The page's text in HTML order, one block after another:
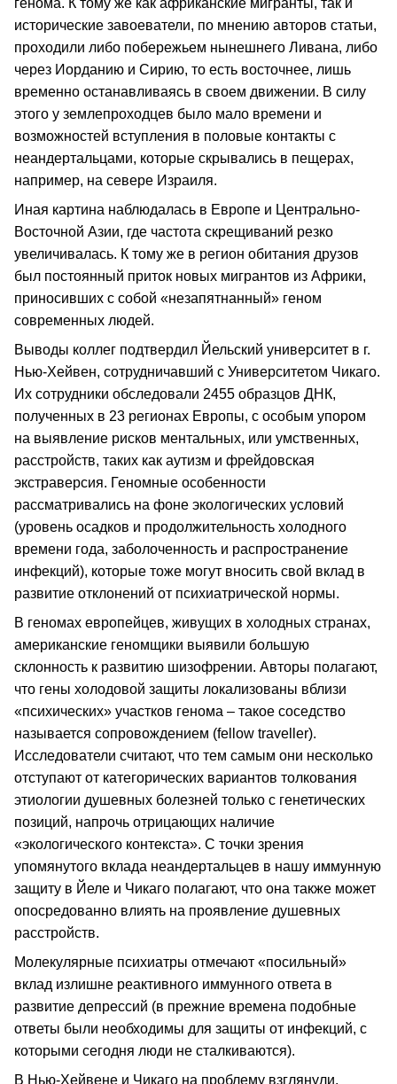
генома. К тому же как африканские мигранты, так и
исторические завоеватели, по мнению авторов статьи,
проходили либо побережьем нынешнего Ливана, либо
через Иорданию и Сирию, то есть восточнее, лишь
временно останавливаясь в своем движении. В силу
этого у землепроходцев было мало времени и
возможностей вступления в половые контакты с
неандертальцами, которые скрывались в пещерах,
например, на севере Израиля.
Иная картина наблюдалась в Европе и Центрально-
Восточной Азии, где частота скрещиваний резко
увеличивалась. К тому же в регион обитания друзов
был постоянный приток новых мигрантов из Африки,
приносивших с собой «незапятнанный» геном
современных людей.
Выводы коллег подтвердил Йельский университет в г.
Нью-Хейвен, сотрудничавший с Университетом Чикаго.
Их сотрудники обследовали 2455 образцов ДНК,
полученных в 23 регионах Европы, с особым упором
на выявление рисков ментальных, или умственных,
расстройств, таких как аутизм и фрейдовская
экстраверсия. Геномные особенности
рассматривались на фоне экологических условий
(уровень осадков и продолжительность холодного
времени года, заболоченность и распространение
инфекций), которые тоже могут вносить свой вклад в
развитие отклонений от психиатрической нормы.
В геномах европейцев, живущих в холодных странах,
американские геномщики выявили большую
склонность к развитию шизофрении. Авторы полагают,
что гены холодовой защиты локализованы вблизи
«психических» участков генома – такое соседство
называется сопровождением (fellow traveller).
Исследователи считают, что тем самым они несколько
отступают от категорических вариантов толкования
этиологии душевных болезней только с генетических
позиций, напрочь отрицающих наличие
«экологического контекста». С точки зрения
упомянутого вклада неандертальцев в нашу иммунную
защиту в Йеле и Чикаго полагают, что она также может
опосредованно влиять на проявление душевных
расстройств.
Молекулярные психиатры отмечают «посильный»
вклад излишне реактивного иммунного ответа в
развитие депрессий (в прежние времена подобные
ответы были необходимы для защиты от инфекций, с
которыми сегодня люди не сталкиваются).
В Нью-Хейвене и Чикаго на проблему взглянули,